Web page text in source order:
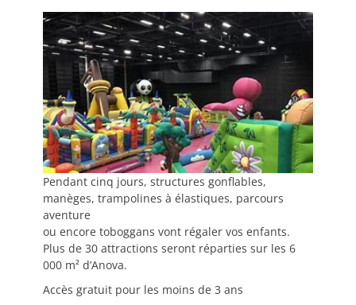
Pendant cinq jours, structures gonflables,
manèges, trampolines à élastiques, parcours
aventure
ou encore toboggans vont régaler vos enfants.
Plus de 30 attractions seront réparties sur les 6
000 m² d’Anova.
Accès gratuit pour les moins de 3 ans